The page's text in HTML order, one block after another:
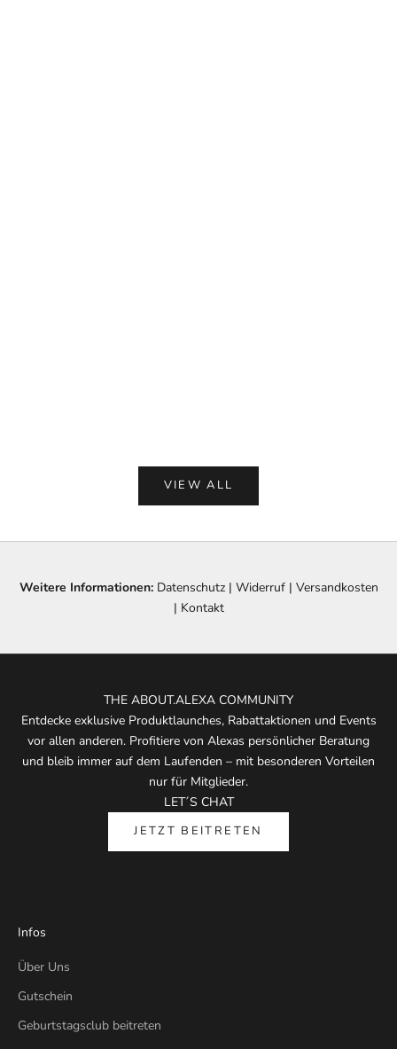
VIEW ALL
Weitere Informationen: Datenschutz| Widerruf| Versandkosten
| Kontakt
THE ABOUT.ALEXA COMMUNITY
Entdecke exklusive Produktlaunches, Rabattaktionen und Events
vor allen anderen. Profitiere von Alexas persönlicher Beratung
und bleib immer auf dem Laufenden – mit besonderen Vorteilen
nur für Mitglieder.
LET´S CHAT
JETZT BEITRETEN
Infos
Über Uns
Gutschein
Geburtstagsclub beitreten